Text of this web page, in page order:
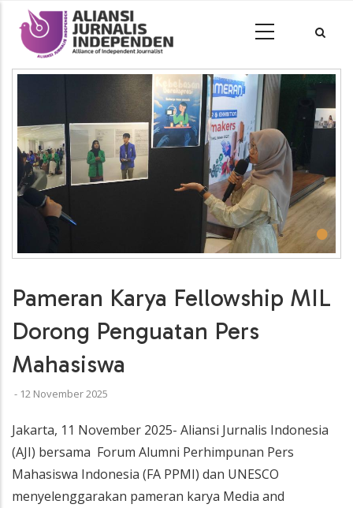
•
Pameran Karya Fellowship MIL
Dorong Penguatan Pers
Mahasiswa
- 12 November 2025
Jakarta, 11 November 2025- Aliansi Jurnalis Indonesia
(AJI) bersama Forum Alumni Perhimpunan Pers
Mahasiswa Indonesia (FA PPMI) dan UNESCO
menyelenggarakan pameran karya Media and